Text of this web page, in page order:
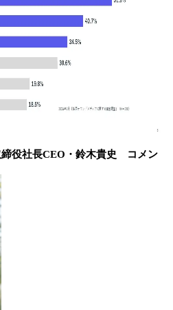
役社長CEO・鈴木貴史 コメン